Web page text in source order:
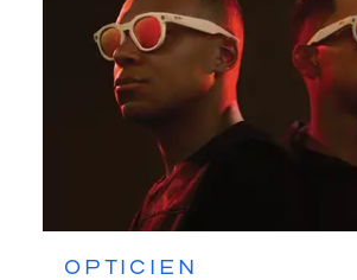
OPTICIEN